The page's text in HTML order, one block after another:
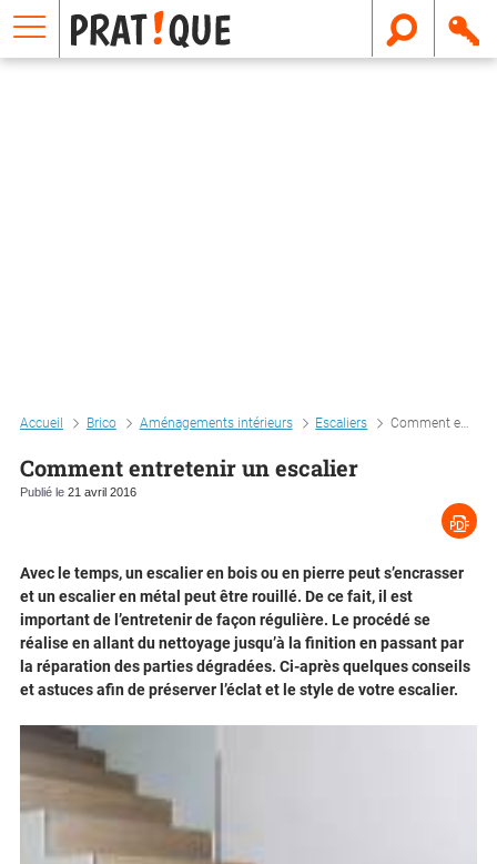
Accueil Brico Aménagements intérieurs Escaliers Comment entretenir un escalier
Comment entretenir un escalier
Publié le 21 avril 2016
Avec le temps, un escalier en bois ou en pierre peut s’encrasser
et un escalier en métal peut être rouillé. De ce fait, il est
important de l’entretenir de façon régulière. Le procédé se
réalise en allant du nettoyage jusqu’à la finition en passant par
la réparation des parties dégradées. Ci-après quelques conseils
et astuces afin de préserver l’éclat et le style de votre escalier.
E
m
a